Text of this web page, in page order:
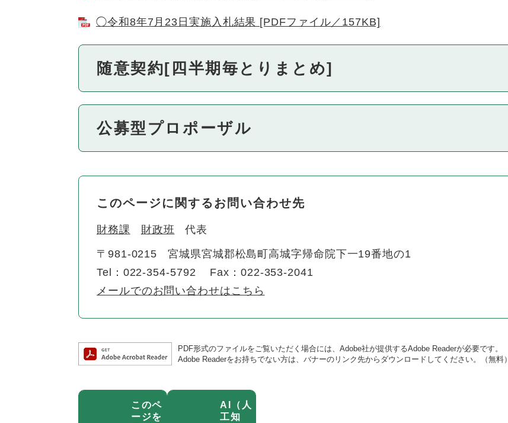
◯令和8年7月23日実施入札結果 [PDFファイル／157KB]
随意契約[四半期毎とりまとめ]
公募型プロポーザル
このページに関するお問い合わせ先
財務課 財政班 代表
〒981-0215
宮城県宮城郡松島町高城字帰命院下一19番地の1
Tel：022-354-5792
Fax：022-353-2041
メールでのお問い合わせはこちら
PDF形式のファイルをご覧いただく場合には、Adobe社が提供するAdobe Readerが必要です。
Adobe Readerをお持ちでない方は、バナーのリンク先からダウンロードしてください。（無料）
このペ
ージを
AI（人
工知